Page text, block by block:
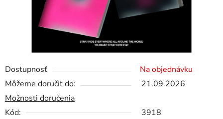
Dostupnosť
Na objednávku
Môžeme doručiť do:
21.09.2026
Možnosti doručenia
Kód:
3918